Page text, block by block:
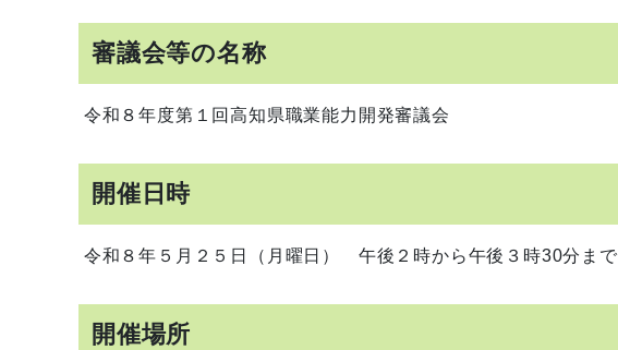
審議会等の名称
令和８年度第１回高知県職業能力開発審議会
開催日時
令和８年５月２５日（月曜日） 午後２時から午後３時30分まで
開催場所